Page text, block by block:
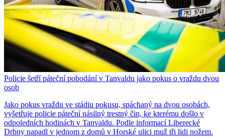
Policie šetří páteční pobodání v Tanvaldu jako pokus o vraždu dvou
osob
Jako pokus vraždu ve stádiu pokusu, spáchaný na dvou osobách,
vyšetřuje policie páteční násilný trestný čin, ke kterému došlo v
odpoledních hodinách v Tanvaldu. Podle informací Liberecké
Drbny napadl v jednom z domů v Horské ulici muž tři lidi nožem.